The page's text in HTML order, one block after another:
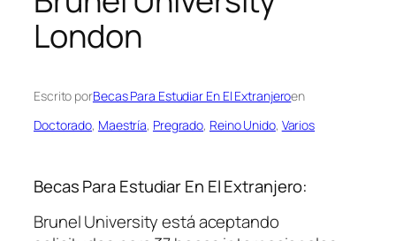
London
Escrito porBecas Para Estudiar En El Extranjeroen
Doctorado, Maestría, Pregrado, Reino Unido, Varios
Becas Para Estudiar En El Extranjero:
Brunel University está aceptando